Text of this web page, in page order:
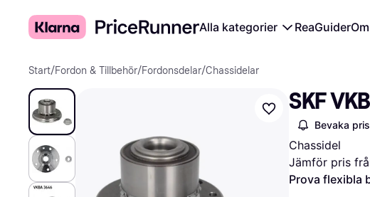
Alla kategorier ReaGuider
Start/Fordon & Tillbehör/Fordonsdelar/Chassidelar
SKF
Bevaka pris
Chassidel
Jämför pris
Prova flexibla